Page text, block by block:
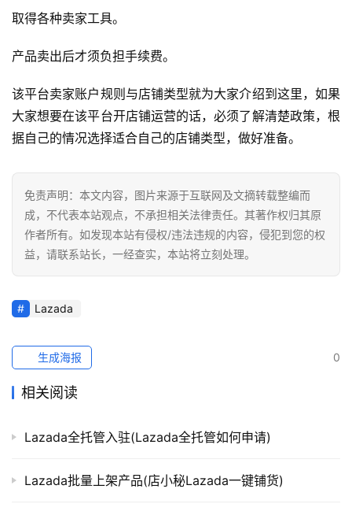
取得各种卖家工具。
产品卖出后才须负担手续费。
该平台卖家账户规则与店铺类型就为大家介绍到这里，如果
大家想要在该平台开店铺运营的话，必须了解清楚政策，根
据自己的情况选择适合自己的店铺类型，做好准备。
免责声明：本文内容，图片来源于互联网及文摘转载整编而
成，不代表本站观点，不承担相关法律责任。其著作权归其原
作者所有。如发现本站有侵权/违法违规的内容，侵犯到您的权
益，请联系站长，一经查实，本站将立刻处理。
Lazada
0
生成海报
相关阅读
Lazada全托管入驻(Lazada全托管如何申请)
Lazada批量上架产品(店小秘Lazada一键铺货)